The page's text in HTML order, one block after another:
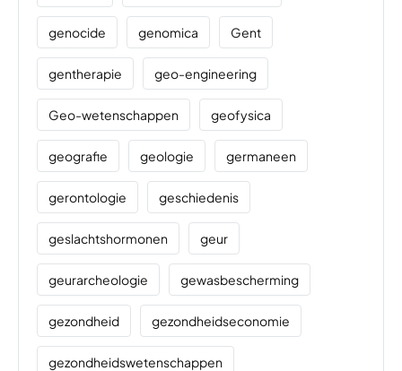
genocide genomica Gent
gentherapie geo-engineering
Geo-wetenschappen geofysica
geografie geologie germaneen
gerontologie geschiedenis
geslachtshormonen geur
geurarcheologie gewasbescherming
gezondheid gezondheidseconomie
gezondheidswetenschappen